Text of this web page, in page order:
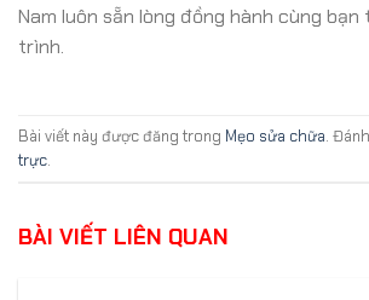
Nam luôn sẵn lòng đồng hành cùng bạn
trình.
Bài viết này được đăng trong Mẹo sửa chữa.
trực.
BÀI VIẾT LIÊN QUAN